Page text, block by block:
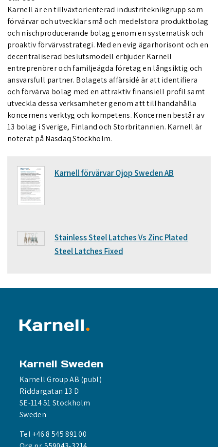
Karnell är en tillväxtorienterad industriteknikgrupp som
förvärvar och utvecklar små och medelstora produktbolag
och nischproducerande bolag genom en systematisk och
proaktiv förvärvsstrategi. Med en evig ägarhorisont och en
decentraliserad beslutsmodell erbjuder Karnell
entreprenörer och familjeägda företag en långsiktig och
ansvarsfull partner. Bolagets affärsidé är att identifiera
och förvärva bolag med en attraktiv finansiell profil samt
utveckla dessa verksamheter genom att tillhandahålla
koncernens verktyg och kompetens. Koncernen består av
13 bolag i Sverige, Finland och Storbritannien. Karnell är
noterat på Nasdaq Stockholm.
Karnell förvärvar Ojop Sweden AB
Stainless Steel Latches Vs Zinc Plated
Steel Latches Fixed
Karnell Sweden
Karnell Group AB (publ)
Riddargatan 13 D
SE-114 51 Stockholm
Sweden
Tel +46 8 545 891 00